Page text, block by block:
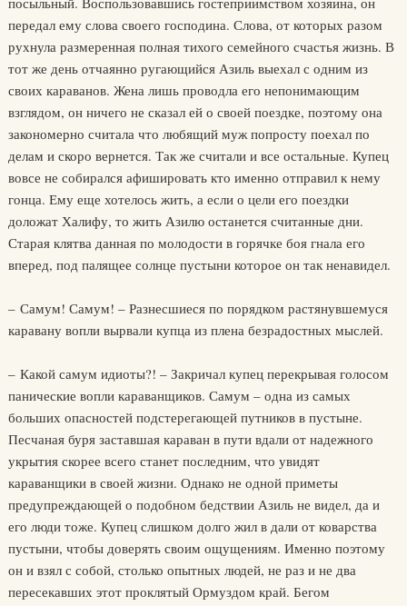
передал ему слова своего господина. Слова, от которых разом
рухнула размеренная полная тихого семейного счастья жизнь. В
тот же день отчаянно ругающийся Азиль выехал с одним из
своих караванов. Жена лишь проводла его непонимающим
взглядом, он ничего не сказал ей о своей поездке, поэтому она
закономерно считала что любящий муж попросту поехал по
делам и скоро вернется. Так же считали и все остальные. Купец
вовсе не собирался афишировать кто именно отправил к нему
гонца. Ему еще хотелось жить, а если о цели его поездки
доложат Халифу, то жить Азилю останется считанные дни.
Старая клятва данная по молодости в горячке боя гнала его
вперед, под палящее солнце пустыни которое он так ненавидел.
– Самум! Самум! – Разнесшиеся по порядком растянувшемуся
каравану вопли вырвали купца из плена безрадостных мыслей.
– Какой самум идиоты?! – Закричал купец перекрывая голосом
панические вопли караванщиков. Самум – одна из самых
больших опасностей подстерегающей путников в пустыне.
Песчаная буря заставшая караван в пути вдали от надежного
укрытия скорее всего станет последним, что увидят
караванщики в своей жизни. Однако не одной приметы
предупреждающей о подобном бедствии Азиль не видел, да и
его люди тоже. Купец слишком долго жил в дали от коварства
пустыни, чтобы доверять своим ощущениям. Именно поэтому
он и взял с собой, столько опытных людей, не раз и не два
пересекавших этот проклятый Ормуздом край. Бегом